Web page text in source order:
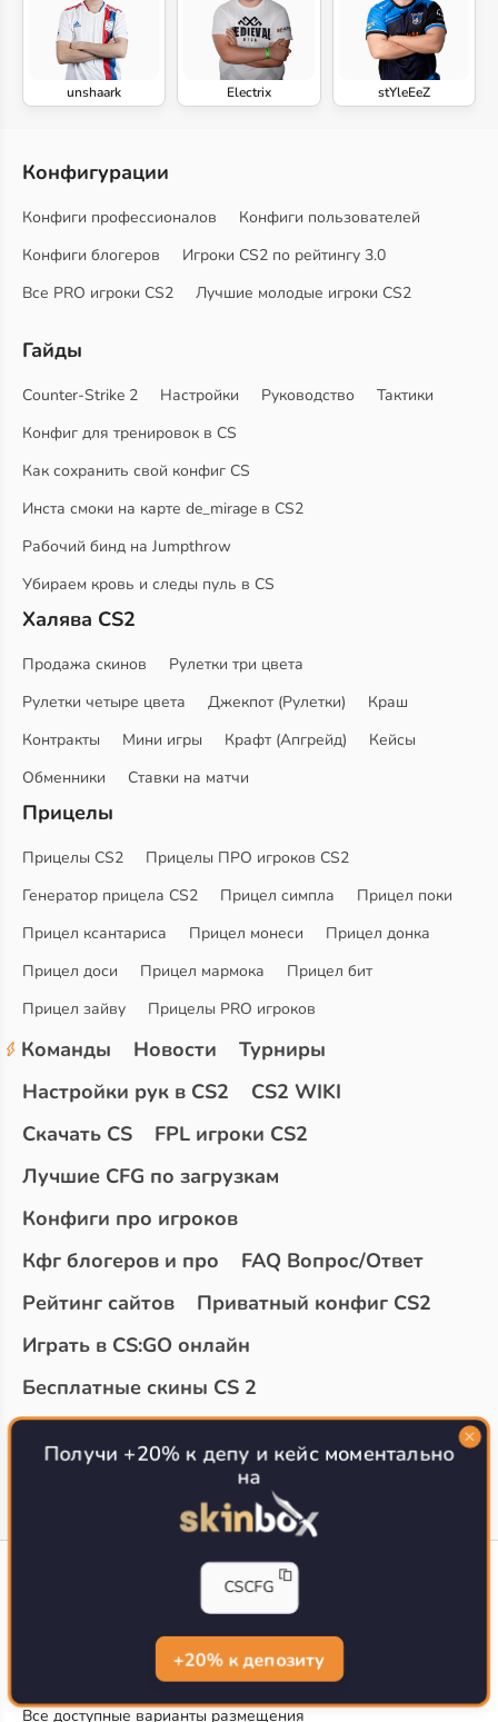
unshaark Electrix stYleEeZ
Конфигурации
Конфиги профессионалов
Конфиги пользователей
Конфиги блогеров
Игроки CS2 по рейтингу 3.0
Все PRO игроки CS2
Лучшие молодые игроки CS2
Гайды
Counter-Strike 2 Настройки Руководство
Тактики
Конфиг для тренировок в CS
Как сохранить свой конфиг CS
Инста смоки на карте de_mirage в CS2
Рабочий бинд на Jumpthrow
Убираем кровь и следы пуль в CS
Халява CS2
Продажа скинов
Рулетки три цвета
Рулетки четыре цвета
Джекпот (Рулетки)
Краш
Контракты
Мини игры Крафт (Апгрейд)
Кейсы
Обменники
Ставки на матчи
Прицелы
Прицелы CS2
Прицелы ПРО игроков CS2
Генератор прицела CS2
Прицел симпла
Прицел поки
Прицел ксантариса
Прицел монеси
Прицел донка
Прицел доси
Прицел мармока
Прицел бит
Прицел зайву
Прицелы PRO игроков
Команды Новости
Турниры
Настройки рук в CS2
CS2 WIKI
Скачать CS
FPL игроки CS2
Лучшие CFG по загрузкам
Конфиги про игроков
Кфг блогеров и про
FAQ Вопрос/Ответ
Рейтинг сайтов
Приватный конфиг CS2
Играть в CS:GO онлайн
Бесплатные скины CS 2
Топ сайтов с халявой КС 2
О проекте
CS-CONFIG.com © 2020-2026 г.
Политика конфиденциальности
РЕКЛАМА НА САЙТЕ
Все доступные варианты размещения
Получи +20% к депу и кейс моментально
на
CSCFG
+20% к депозиту